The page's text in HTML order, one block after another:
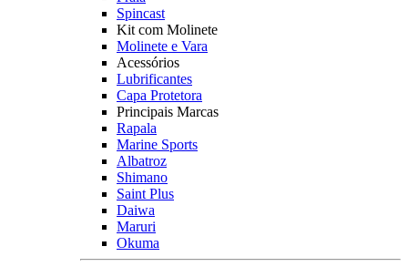
Spincast
Kit com Molinete
Molinete e Vara
Acessórios
Lubrificantes
Capa Protetora
Principais Marcas
Rapala
Marine Sports
Albatroz
Shimano
Saint Plus
Daiwa
Maruri
Okuma